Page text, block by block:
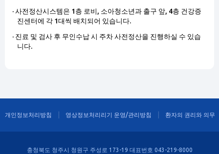
사전정산시스템은 1층 로비, 소아청소년과 출구 앞, 4층 건강증
진센터에 각 1대씩 배치되어 있습니다.
진료 및 검사 후 무인수납 시 주차 사전정산을 진행하실 수 있습
니다.
개인정보처리방침 영상정보처리리기 운영/관리방침 환자의 권리와 의무
충청북도 청주시 청원구 주성로 173-19 대표번호 043-219-8000